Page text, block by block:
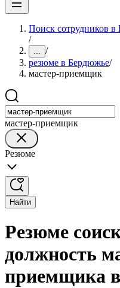
Поиск сотрудников в
/
... /
резюме в Бердюжье/
мастер-приемщик
мастер-приемщик
Резюме
Найти
Резюме
должность
приемщика